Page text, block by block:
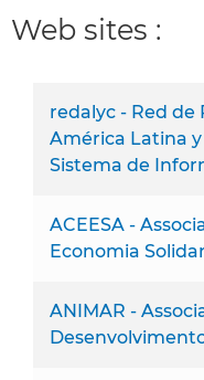
Web sites :
redalyc - Red de
América Latina
Sistema de
ACEESA -
Economia
ANIMAR -